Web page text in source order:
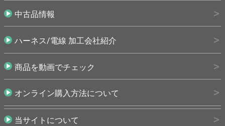
中古品情報
ハーネス/電線 加工会社紹介
商品を動画でチェック
オンライン購入方法について
当サイトについて